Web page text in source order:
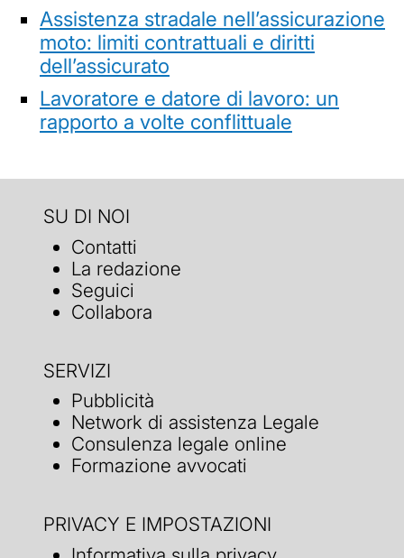
Assistenza stradale nell’assicurazione
moto: limiti contrattuali e diritti
dell’assicurato
Lavoratore e datore di lavoro: un
rapporto a volte conflittuale
SU DI NOI
Contatti
La redazione
Seguici
Collabora
SERVIZI
Pubblicità
Network di assistenza Legale
Consulenza legale online
Formazione avvocati
PRIVACY E IMPOSTAZIONI